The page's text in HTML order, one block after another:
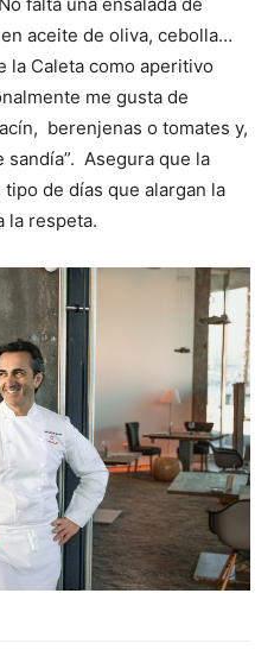
aceite de oliva, cebolla…
la Caleta como aperitivo
me gusta de
berenjenas o tomates y,
Asegura que la
de días que alargan la
la respeta.